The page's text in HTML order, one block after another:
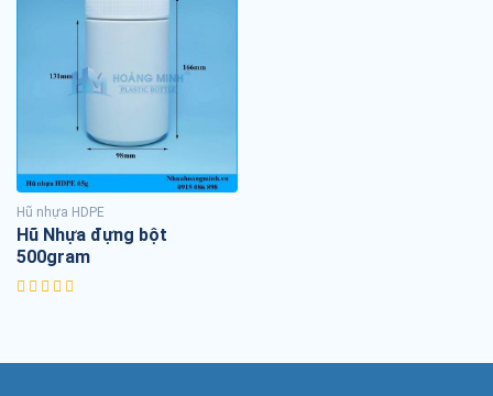
Hũ nhựa HDPE
Hũ Nhựa đựng bột
500gram